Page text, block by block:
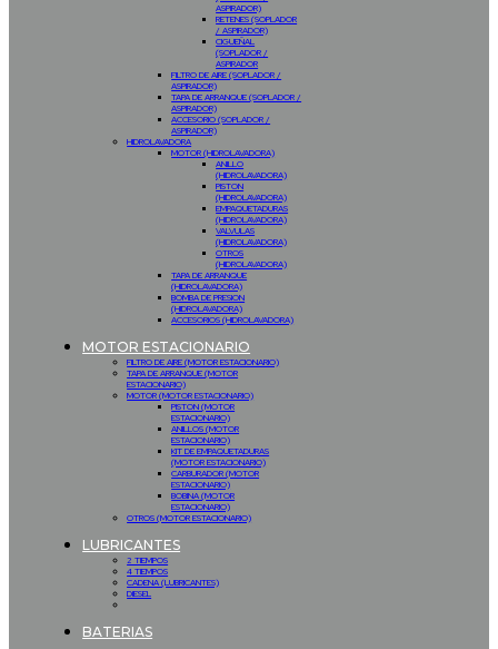
ASPIRADOR)
RETENES (SOPLADOR
/ ASPIRADOR)
CIGUEÑAL
(SOPLADOR /
ASPIRADOR
FILTRO DE AIRE (SOPLADOR /
ASPIRADOR)
TAPA DE ARRANQUE (SOPLADOR /
ASPIRADOR)
ACCESORIO (SOPLADOR /
ASPIRADOR)
HIDROLAVADORA
MOTOR (HIDROLAVADORA)
ANILLO
(HIDROLAVADORA)
PISTON
(HIDROLAVADORA)
EMPAQUETADURAS
(HIDROLAVADORA)
VALVULAS
(HIDROLAVADORA)
OTROS
(HIDROLAVADORA)
TAPA DE ARRANQUE
(HIDROLAVADORA)
BOMBA DE PRESION
(HIDROLAVADORA)
ACCESORIOS (HIDROLAVADORA)
MOTOR ESTACIONARIO
FILTRO DE AIRE (MOTOR ESTACIONARIO)
TAPA DE ARRANQUE (MOTOR
ESTACIONARIO)
MOTOR (MOTOR ESTACIONARIO)
PISTON (MOTOR
ESTACIONARIO)
ANILLOS (MOTOR
ESTACIONARIO)
KIT DE EMPAQUETADURAS
(MOTOR ESTACIONARIO)
CARBURADOR (MOTOR
ESTACIONARIO)
BOBINA (MOTOR
ESTACIONARIO)
OTROS (MOTOR ESTACIONARIO)
LUBRICANTES
2 TIEMPOS
4 TIEMPOS
CADENA (LUBRICANTES)
DIESEL
BATERIAS